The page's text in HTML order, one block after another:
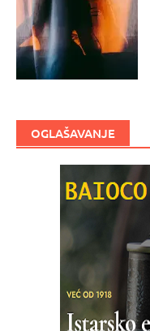
OGLAŠAVANJE